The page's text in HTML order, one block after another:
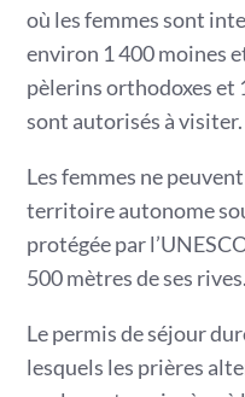
où les femmes sont
environ 1 400 moines
pèlerins orthodoxes et
sont autorisés à visiter.
Les femmes ne
territoire autonome
protégée par
500 mètres de ses rives.
Le permis de séjour
lesquels les prières